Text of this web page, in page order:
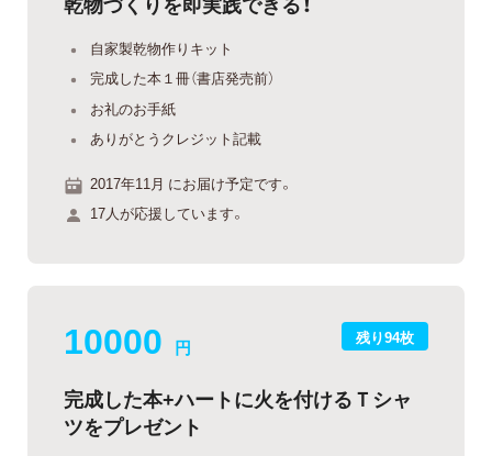
自家製乾物作りキット
完成した本１冊（書店発売前）
お礼のお手紙
ありがとうクレジット記載
2017年11月 にお届け予定です。
17人が応援しています。
残り94枚
10000 円
完成した本+ハートに火を付けるＴシャ
ツをプレゼント